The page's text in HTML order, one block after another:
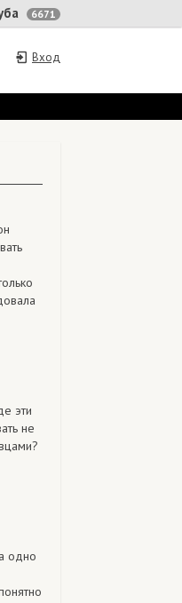
6671
Вход
эти
не
одно